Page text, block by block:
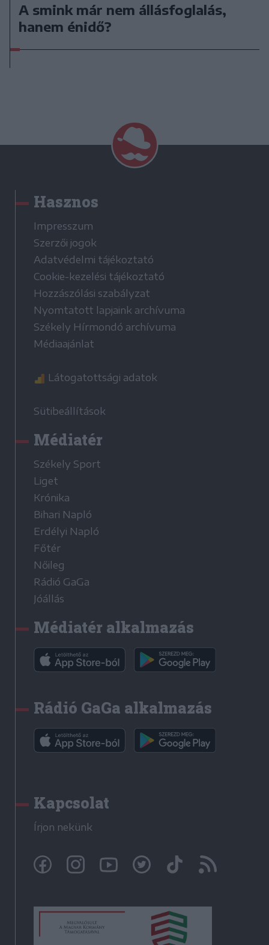
A smink már nem állásfoglalás,
hanem énidő?
Hasznos
Impresszum
Szerzői jogok
Adatvédelmi tájékoztató
Cookie-kezelési tájékoztató
Hozzászólási szabályzat
Nyomtatott lapjaink archívuma
Székely Hírmondó archívuma
Médiaajánlat
Látogatottsági adatok
Sütibeállítások
Médiatér
Székely Sport
Liget
Krónika
Bihari Napló
Erdélyi Napló
Főtér
Nőileg
Rádió GaGa
Jóállás
Médiatér alkalmazás
Rádió GaGa alkalmazás
Kapcsolat
Írjon nekünk